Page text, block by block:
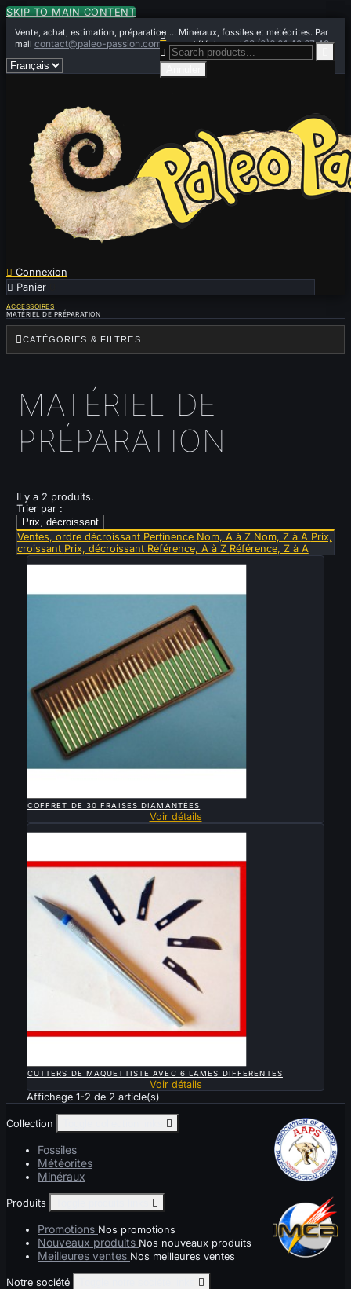
SKIP TO MAIN CONTENT
Vente, achat, estimation, préparation.... Minéraux, fossiles et météorites. Par
mailcontact@paleo-passion.comou par téléphone+33 (0)6 01 42 67 49
 Connexion
 Panier


ACCESSOIRES
MATÉRIEL DE PRÉPARATION
CATÉGORIES & FILTRES
MATÉRIEL DE
PRÉPARATION
Il y a 2 produits.
Trier par :
Prix, décroissant
Ventes, ordre décroissant Pertinence Nom, A à Z Nom, Z à A Prix,
croissant Prix, décroissant Référence, A à Z Référence, Z à A
Vendu
COFFRET DE 30 FRAISES DIAMANTÉES
Voir détails
Vendu
CUTTERS DE MAQUETTISTE AVEC 6 LAMES DIFFERENTES
Voir détails
Affichage 1-2 de 2 article(s)
Collection 
Fossiles
Météorites
Minéraux
Produits 
Promotions Nos promotions
Nouveaux produits Nos nouveaux produits
Meilleures ventes Nos meilleures ventes
Notre société 